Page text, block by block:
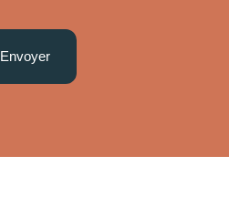
Envoyer